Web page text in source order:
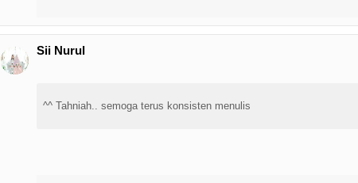
Sii Nurul
Tahniah.. semoga terus konsisten menulis ^^